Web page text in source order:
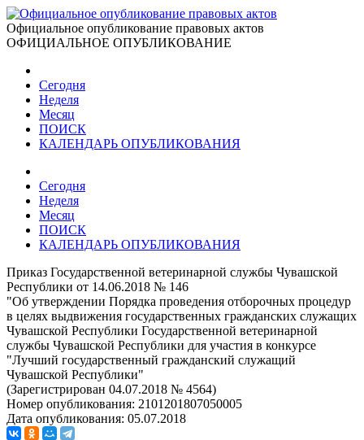
Официальное опубликование правовых актов
ОФИЦИАЛЬНОЕ ОПУБЛИКОВАНИЕ
Сегодня
Неделя
Месяц
ПОИСК
КАЛЕНДАРЬ ОПУБЛИКОВАНИЯ
Сегодня
Неделя
Месяц
ПОИСК
КАЛЕНДАРЬ ОПУБЛИКОВАНИЯ
Приказ Государственной ветеринарной службы Чувашской
Республики от 14.06.2018 № 146
"Об утверждении Порядка проведения отборочных процедур
в целях выдвижения государственных гражданских служащих
Чувашской Республики Государственной ветеринарной
службы Чувашской Республики для участия в конкурсе
"Лучший государственный гражданский служащий
Чувашской Республики"
(Зарегистрирован 04.07.2018 № 4564)
Номер опубликования: 2101201807050005
Дата опубликования: 05.07.2018